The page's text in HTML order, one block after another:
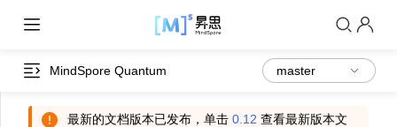
MindSpore Quantum
最新的文档版本已发布，单击 0.12 查看最新版本文